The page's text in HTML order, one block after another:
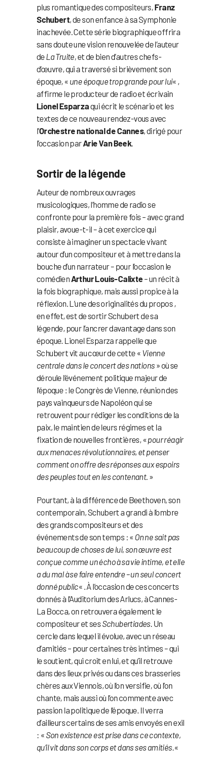
plus romantique des compositeurs, Franz
Schubert, de son enfance à sa Symphonie
inachevée. Cette série biographique offrira
sans doute une vision renouvelée de l’auteur
de La Truite, et de bien d’autres chefs-
d’œuvre, qui a traversé si brièvement son
époque, « une époque trop grande pour lui« ,
affirme le producteur de radio et écrivain
Lionel Esparzaqui écrit le scénario et les
textes de ce nouveau rendez-vous avec
l’Orchestre national de Cannes, dirigé pour
l’occasion parArie Van Beek.
Sortir de la légende
Auteur de nombreux ouvrages
musicologiques, l’homme de radio se
confronte pour la première fois – avec grand
plaisir, avoue-t-il – à cet exercice qui
consiste à imaginer un spectacle vivant
autour d’un compositeur et à mettre dans la
bouche d’un narrateur – pour l’occasion le
comédien Arthur Louis-Calixte – un récit à
la fois biographique, mais aussi propice à la
réflexion. L’une des originalités du propos ,
en effet, est de sortir Schubert de sa
légende, pour l’ancrer davantage dans son
époque. Lionel Esparza rappelle que
Schubert vit au cœur de cette « Vienne
centrale dans le concert des nations» où se
déroule l’événement politique majeur de
l’époque : le Congrès de Vienne, réunion des
pays vainqueurs de Napoléon qui se
retrouvent pour rédiger les conditions de la
paix, le maintien de leurs régimes et la
fixation de nouvelles frontières, «pour réagir
aux menaces révolutionnaires, et penser
comment on offre des réponses aux espoirs
des peuples tout en les contenant. »
Pourtant, à la différence de Beethoven, son
contemporain, Schubert a grandi à l’ombre
des grands compositeurs et des
événements de son temps : « On ne sait pas
beaucoup de choses de lui, son œuvre est
conçue comme un écho à sa vie intime, et elle
a du mal à se faire entendre – un seul concert
donné public« . À l’occasion de ces concerts
donnés à l’Auditorium des Arlucs, à Cannes-
La Bocca, on retrouvera également le
compositeur et ses Schubertiades. Un
cercle dans lequel il évolue, avec un réseau
d’amitiés – pour certaines très intimes – qui
le soutient, qui croit en lui, et qu’il retrouve
dans des lieux privés ou dans ces brasseries
chères aux Viennois, où l’on versifie, où l’on
chante, mais aussi où l’on commente avec
passion la politique de l’époque. Il verra
d’ailleurs certains de ses amis envoyés en exil
: « Son existence est prise dans ce contexte,
qu’il vit dans son corps et dans ses amitiés. «